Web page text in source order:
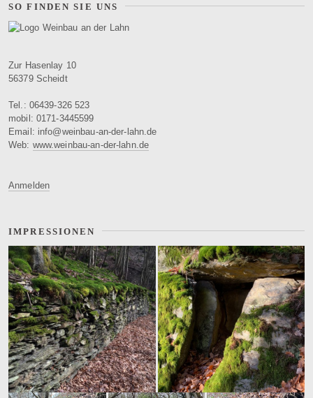
SO FINDEN SIE UNS
Zur Hasenlay 10
56379 Scheidt
Tel.: 06439-326 523
mobil: 0171-3445599
Email: info@weinbau-an-der-lahn.de
Web: www.weinbau-an-der-lahn.de
Anmelden
IMPRESSIONEN